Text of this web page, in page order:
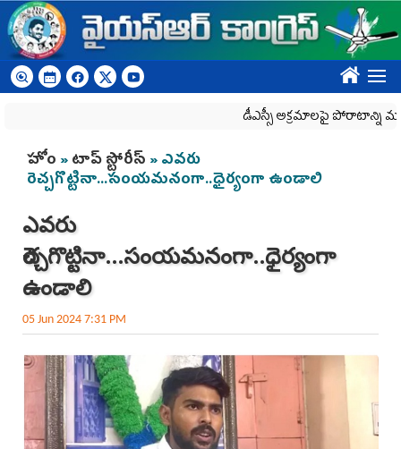
Skip to main content
????
డీఎస్సీ అక్రమాలపై పోరాటాన్ని
You are here
హోం »టాప్ స్టోరీస్ » ఎవరు
రెచ్చగొట్టినా...సంయమనంగా..ధైర్యంగా ఉండాలి
ఎవరు
రెచ్చగొట్టినా...సంయమనంగా..ధైర్యంగా
ఉండాలి
05 Jun 2024 7:31 PM